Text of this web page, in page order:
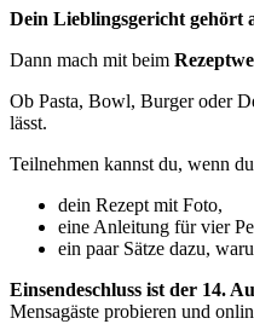
Dein Lieblingsgericht gehört
Dann mach mit beim
Ob Pasta, Bowl, Burger oder
lässt.
Teilnehmen kannst du, wenn
dein Rezept mit Foto,
eine Anleitung für vier
ein paar Sätze dazu,
Einsendeschluss ist der 14.
Mensagäste probieren und